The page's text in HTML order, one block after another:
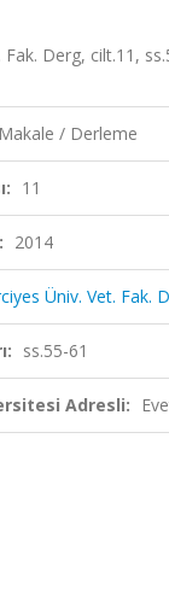
Fak. Derg, cilt.11,
Makale / Derleme
11
2014
Üniv. Vet. Fak.
ss.55-61
Adresli: